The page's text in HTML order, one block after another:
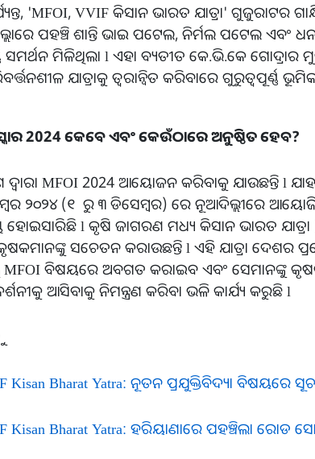
'MFOI, VVIF କିସାନ ଭାରତ ଯାତ୍ରା' ଗୁଜୁରାଟର
ପହଞ୍ଚି ଶାନ୍ତି ଭାଇ ପଟେଲ, ନିର୍ମଲ ପଟେଲ ଏବଂ
ସମର୍ଥନ ମିଳିଥିଲା l ଏହା ବ୍ୟତୀତ କେ.ଭି.କେ ଗୋଦ୍ରାର
ଯାତ୍ରାକୁ ତ୍ୱରାନ୍ୱିତ କରିବାରେ ଗୁରୁତ୍ୱପୂର୍ଣ୍ଣ
2024 କେବେ ଏବଂ କେଉଁଠାରେ ଅନୁଷ୍ଠିତ ହେବ?
MFOI 2024 ଆୟୋଜନ କରିବାକୁ ଯାଉଛନ୍ତି l
୨୦୨୪ (୧ ରୁ ୩ ଡିସେମ୍ବର) ରେ ନୂଆଦିଲ୍ଲୀରେ
ହୋଇସାରିଛି l କୃଷି ଜାଗରଣ ମଧ୍ୟ କିସାନ ଭାରତ ଯାତ୍ରା
ସଚେତନ କରାଉଛନ୍ତି l ଏହି ଯାତ୍ରା ଦେଶର
MFOI ବିଷୟରେ ଅବଗତ କରାଇବ ଏବଂ ସେମାନଙ୍କୁ
ଆସିବାକୁ ନିମନ୍ତ୍ରଣ କରିବା ଭଳି କାର୍ଯ୍ୟ କରୁଛି l
Kisan Bharat Yatra: ନୂତନ ପ୍ରଯୁକ୍ତିବିଦ୍ୟା ବିଷୟରେ
Kisan Bharat Yatra: ହରିୟାଣାରେ ପହଞ୍ଚିଲା ରୋଡ ସୋ